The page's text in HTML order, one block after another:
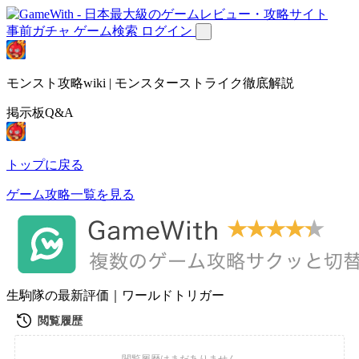
事前ガチャ ゲーム検索 ログイン
モンスト攻略wiki | モンスターストライク徹底解説
掲示板Q&A
トップに戻る
ゲーム攻略一覧を見る
生駒隊の最新評価｜ワールドトリガー